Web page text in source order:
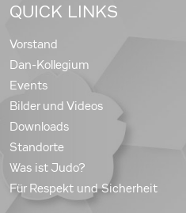
QUICK LINKS
Vorstand
Dan-Kollegium
Events
Bilder und Videos
Downloads
Standorte
Was ist Judo?
Für Respekt und Sicherheit